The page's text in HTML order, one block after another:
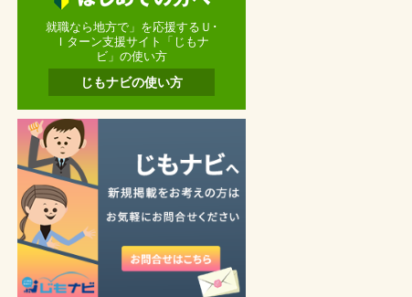
就職なら地方で」を応援するＵ･
Ｉターン支援サイト「じもナ
ビ」の使い方
じもナビの使い方